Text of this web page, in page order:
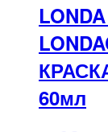
60мл